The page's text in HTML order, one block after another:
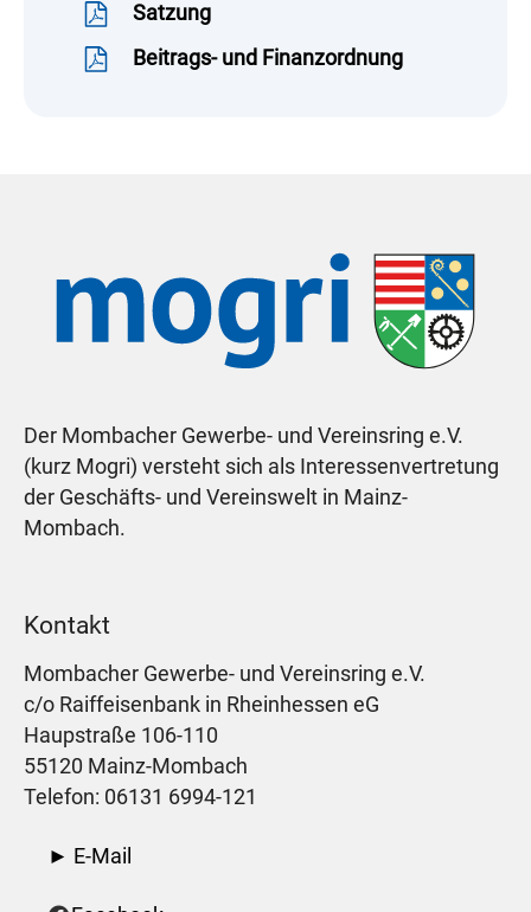
Satzung
Beitrags- und Finanzordnung
Der Mombacher Gewerbe- und Vereinsring e.V.
(kurz Mogri) versteht sich als Interessenvertretung
der Geschäfts- und Vereinswelt in Mainz-
Mombach.
Kontakt
Mombacher Gewerbe- und Vereinsring e.V.
c/o Raiffeisenbank in Rheinhessen eG
Haupstraße 106-110
55120 Mainz-Mombach
Telefon: 06131 6994-121
► E-Mail